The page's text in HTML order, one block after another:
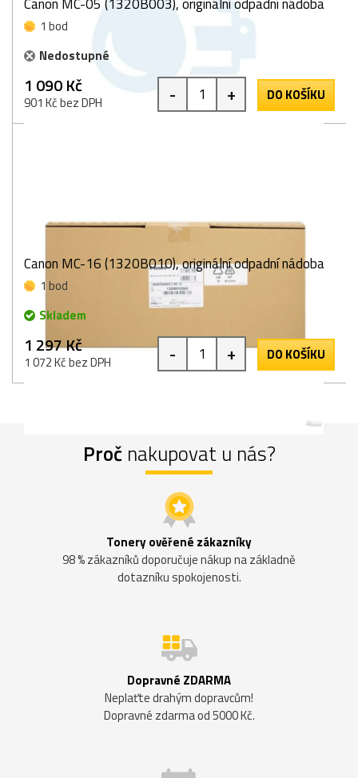
1 bod
Nedostupné
1 090 Kč
901 Kč bez DPH - + DO KOŠÍKU
Canon MC-16 (1320B010), originální odpadní nádoba
1 bod
Skladem
1 297 Kč
1 072 Kč bez DPH - + DO KOŠÍKU
Proč nakupovat u nás?
Tonery ověřené zákazníky
98 % zákazníků doporučuje nákup na základně
dotazníku spokojenosti.
Dopravné ZDARMA
Neplaťte drahým dopravcům!
Dopravné zdarma od 5000 Kč.